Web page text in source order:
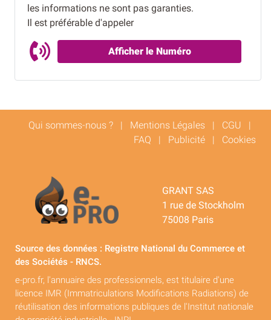
les informations ne sont pas garanties.
Il est préférable d'appeler
Afficher le Numéro
Qui sommes-nous ? | Mentions Légales | CGU |
FAQ | Publicité | Cookies
GRANT SAS
1 rue de Stockholm
75008 Paris
Source des données : Registre National du Commerce et
des Sociétés - RNCS.
e-pro.fr, l'annuaire des professionnels, est titulaire d'une
licence IMR (Immatriculations Modifications Radiations) de
réutilisation des informations publiques de l'Institut nationale